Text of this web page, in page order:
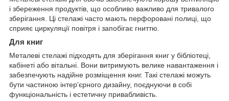
і збереження продуктів, що особливо важливо для тривалого
зберігання. Ці стелажі часто мають перфоровані полиці, що
сприяє циркуляції повітря і запобігає гниттю.
Для книг
Металеві стелажі підходять для зберігання книг у бібліотеці,
кабінеті або вітальні. Вони витримують велике навантаження і
забезпечують надійне розміщення книг. Такі стелажі можуть
бути частиною інтер'єрного дизайну, поєднуючи в собі
функціональність і естетичну привабливість.